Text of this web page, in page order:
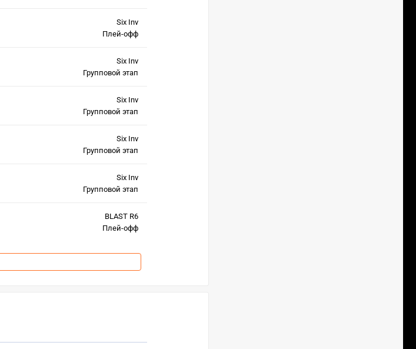
Six Inv
Плей-офф
Six Inv
Групповой этап
Six Inv
Групповой этап
Six Inv
Групповой этап
Six Inv
Групповой этап
BLAST R6
Плей-офф